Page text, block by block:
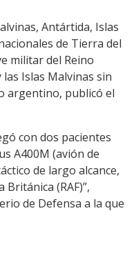
Antártida, Islas
de Tierra del
militar del Reino
Islas Malvinas sin
argentino, publicó el
con dos pacientes
A400M (avión de
de largo alcance,
(RAF)”,
de Defensa a la que